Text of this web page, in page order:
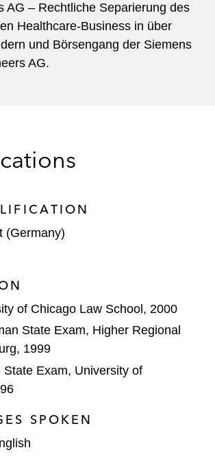
AG – Rechtliche Separierung des
Healthcare-Business in über
und Börsengang der Siemens
AG.
(Germany)
of Chicago Law School, 2000
State Exam, Higher Regional
1999
State Exam, University of
SPOKEN